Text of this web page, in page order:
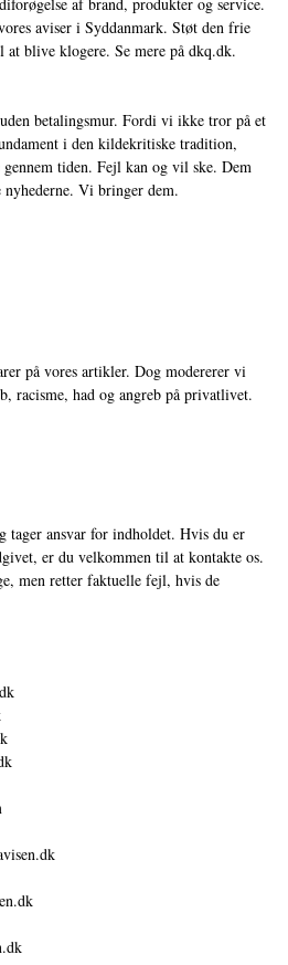
aviser i Syddanmark. Støt den frie
blive klogere. Se mere på dkq.dk.
betalingsmur. Fordi vi ikke tror på et
i den kildekritiske tradition,
tiden. Fejl kan og vil ske. Dem
Vi bringer dem.
på vores artikler. Dog modererer vi
racisme, had og angreb på privatlivet.
tager ansvar for indholdet. Hvis du er
er du velkommen til at kontakte os.
men retter faktuelle fejl, hvis de